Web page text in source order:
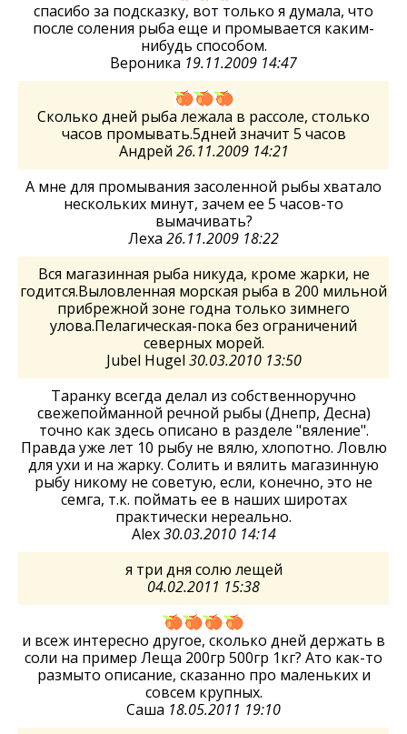
спасибо за подсказку, вот только я думала, что
после соления рыба еще и промывается каким-
нибудь способом.
Вероника 19.11.2009 14:47
Сколько дней рыба лежала в рассоле, столько
часов промывать.5дней значит 5 часов
Андрей 26.11.2009 14:21
А мне для промывания засоленной рыбы хватало
нескольких минут, зачем ее 5 часов-то
вымачивать?
Леха 26.11.2009 18:22
Вся магазинная рыба никуда, кроме жарки, не
годится.Выловленная морская рыба в 200 мильной
прибрежной зоне годна только зимнего
улова.Пелагическая-пока без ограничений
северных морей.
Jubel Hugel 30.03.2010 13:50
Таранку всегда делал из собственноручно
свежепойманной речной рыбы (Днепр, Десна)
точно как здесь описано в разделе "вяление".
Правда уже лет 10 рыбу не вялю, хлопотно. Ловлю
для ухи и на жарку. Солить и вялить магазинную
рыбу никому не советую, если, конечно, это не
семга, т.к. поймать ее в наших широтах
практически нереально.
Alex30.03.2010 14:14
я три дня солю лещей
04.02.2011 15:38
и всеж интересно другое, сколько дней держать в
соли на пример Леща 200гр 500гр 1кг? Ато как-то
размыто описание, сказанно про маленьких и
совсем крупных.
Саша 18.05.2011 19:10